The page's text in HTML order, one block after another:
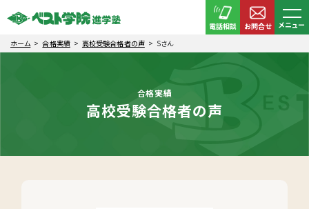
電話相談 お問合せ
メニュー
ホーム
合格実績 高校受験合格者の声 Sさん
合格実績
高校受験合格者の声